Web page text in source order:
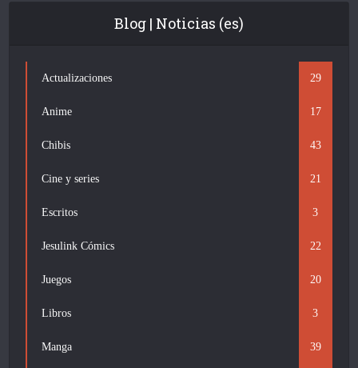
Blog | Noticias (es)
Actualizaciones 29
Anime 17
Chibis 43
Cine y series 21
Escritos 3
Jesulink Cómics 22
Juegos 20
Libros 3
Manga 39